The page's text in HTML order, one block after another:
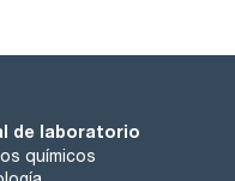
de laboratorio
químicos